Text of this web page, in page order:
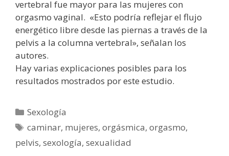
vertebral fue mayor para las mujeres con
orgasmo vaginal. «Esto podría reflejar el flujo
energético libre desde las piernas a través de la
pelvis a la columna vertebral», señalan los
autores.
Hay varias explicaciones posibles para los
resultados mostrados por este estudio.
Categorías
Sexología
Etiquetas
caminar, mujeres,orgásmica,orgasmo,
pelvis, sexología, sexualidad